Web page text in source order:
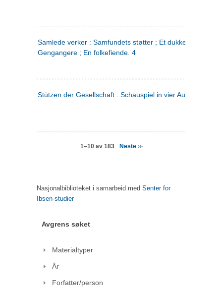
Samlede verker : Samfundets støtter ; Et dukkehjem ;
Gengangere ; En folkefiende. 4
Stützen der Gesellschaft : Schauspiel in vier Aufzügen
1–10 av 183 Neste >>
Nasjonalbiblioteket i samarbeid med Senter for
Ibsen-studier
Avgrens søket
Materialtyper
År
Forfatter/person